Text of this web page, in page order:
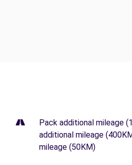
Pack additional mileage
additional mileage
mileage (50KM)